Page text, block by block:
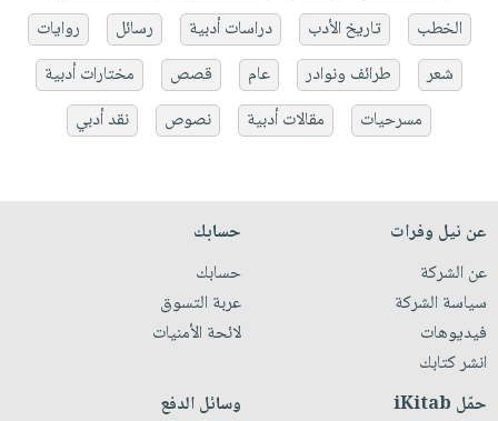
الخطب
تاريخ الأدب دراسات أدبية رسائل
روايات
شعر
طرائف ونوادر عام قصص
مختارات أدبية
مسرحيات
مقالات أدبية نصوص نقد أدبي
عن نيل وفرات
عن الشركة
سياسة الشركة
فيديوهات
انشر كتابك
حسابك
حسابك
عربة التسوق
لائحة الأمنيات
حمّل iKitab وسائل الدفع